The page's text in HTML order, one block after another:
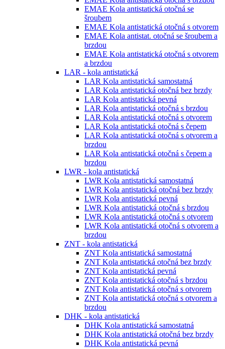
EMAE Kola antistatická otočná se
šroubem
EMAE Kola antistatická otočná s otvorem
EMAE Kola antistat. otočná se šroubem a
brzdou
EMAE Kola antistatická otočná s otvorem
a brzdou
LAR - kola antistatická
LAR Kola antistatická samostatná
LAR Kola antistatická otočná bez brzdy
LAR Kola antistatická pevná
LAR Kola antistatická otočná s brzdou
LAR Kola antistatická otočná s otvorem
LAR Kola antistatická otočná s čepem
LAR Kola antistatická otočná s otvorem a
brzdou
LAR Kola antistatická otočná s čepem a
brzdou
LWR - kola antistatická
LWR Kola antistatická samostatná
LWR Kola antistatická otočná bez brzdy
LWR Kola antistatická pevná
LWR Kola antistatická otočná s brzdou
LWR Kola antistatická otočná s otvorem
LWR Kola antistatická otočná s otvorem a
brzdou
ZNT - kola antistatická
ZNT Kola antistatická samostatná
ZNT Kola antistatická otočná bez brzdy
ZNT Kola antistatická pevná
ZNT Kola antistatická otočná s brzdou
ZNT Kola antistatická otočná s otvorem
ZNT Kola antistatická otočná s otvorem a
brzdou
DHK - kola antistatická
DHK Kola antistatická samostatná
DHK Kola antistatická otočná bez brzdy
DHK Kola antistatická pevná